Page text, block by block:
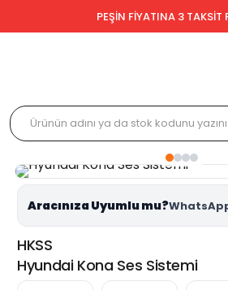
PEŞİN FİYATINA 3 TAKSİT
Aracınıza Uyumlu mu?
HKSS
Hyundai Kona Ses Sistemi